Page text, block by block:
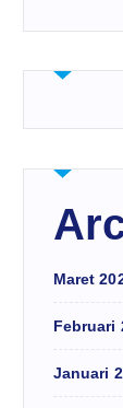
Maret
Februari
Januari